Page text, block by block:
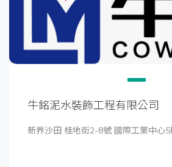
牛銘泥水裝飾工程有限公司
新界沙田 桂地街2-8號 國際工業中心5